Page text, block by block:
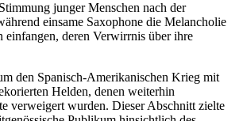
junger Menschen nach der
einsame Saxophone die Melancholie
einfangen, deren Verwirrnis über ihre
den Spanisch-Amerikanischen Krieg mit
Helden, denen weiterhin
verweigert wurden. Dieser Abschnitt zielte